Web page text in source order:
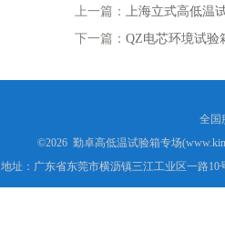
上一篇：
上海立式高低温
下一篇： QZ电芯环境试验
全国
©2026 勤卓高低温试验箱专场
地址：广东省东莞市横沥镇三江工业区一路10